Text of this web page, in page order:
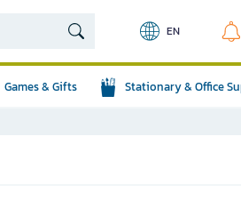
EN
Games & Gifts Stationary & Office